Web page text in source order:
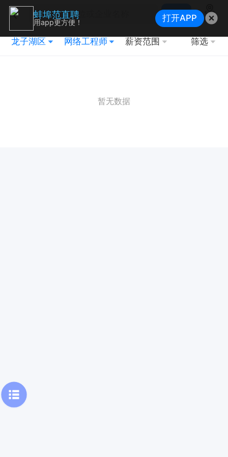
搜索
地图
龙子湖区 网络工程师 薪资范围 筛选
暂无数据
蚌埠范直聘
用app更方便！ 打开APP